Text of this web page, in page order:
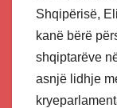
Shqipërisë,
kanë bërë
shqiptarëve
asnjë lidhje